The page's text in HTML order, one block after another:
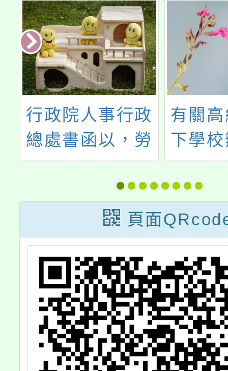
行政院人事行政
總處書函以，勞
動部115年3月
20日函有關受僱
者同時撫育子女
2人以上者，申
請未滿30日之育
嬰留職停薪疑義
有關
下學
解聘
停聘
頁面